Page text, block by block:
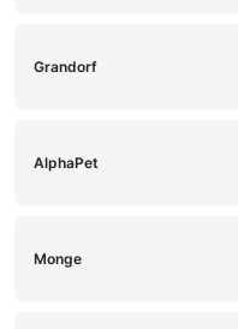
Grandorf
AlphaPet
Monge